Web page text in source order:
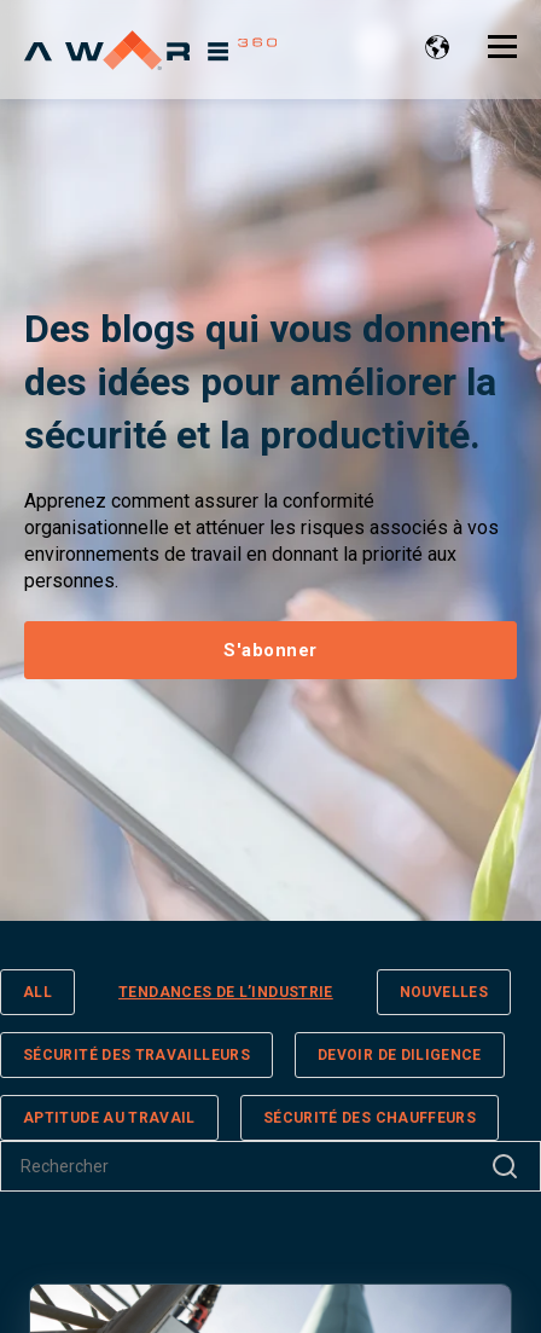
Des blogs qui vous donnent
des idées pour améliorer la
sécurité et la productivité.
Apprenez comment assurer la conformité
organisationnelle et atténuer les risques associés à vos
environnements de travail en donnant la priorité aux
personnes.
S'abonner
ALL TENDANCES DE L’INDUSTRIE NOUVELLES
SÉCURITÉ DES TRAVAILLEURS DEVOIR DE DILIGENCE
APTITUDE AU TRAVAIL SÉCURITÉ DES CHAUFFEURS